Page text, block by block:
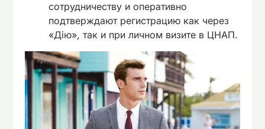
сотрудничеству и оперативно
подтверждают регистрацию как через
«Дію», так и при личном визите в ЦНАП.